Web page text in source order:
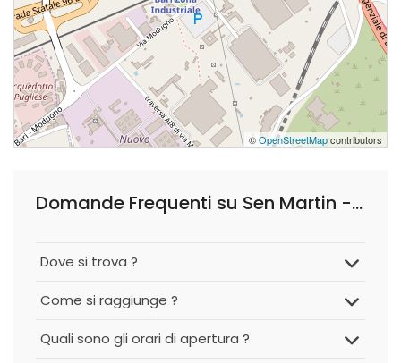
©OpenStreetMapcontributors
Domande Frequenti su Sen Martin - Arredo per Barber Shop
Dove si trova ?
Come si raggiunge ?
Quali sono gli orari di apertura ?